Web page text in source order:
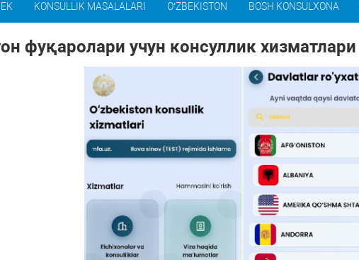
KONSULLIK MASALALARI O’ZBEKISTON BOSH KONSULXONA
фуқаролари учун консуллик